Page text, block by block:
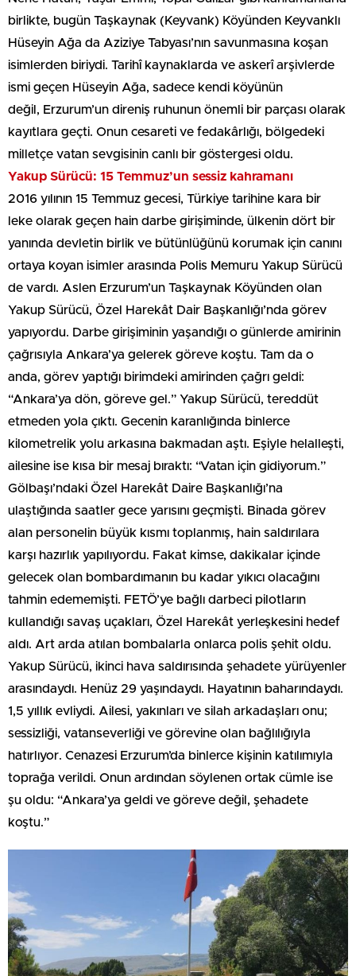
birlikte, bugün Taşkaynak (Keyvank) Köyünden Keyvanklı
Hüseyin Ağa da Aziziye Tabyası’nın savunmasına koşan
isimlerden biriydi. Tarihî kaynaklarda ve askerî arşivlerde
ismi geçen Hüseyin Ağa, sadece kendi köyünün
değil, Erzurum’un direniş ruhunun önemli bir parçası olarak
kayıtlara geçti. Onun cesareti ve fedakârlığı, bölgedeki
milletçe vatan sevgisinin canlı bir göstergesi oldu.
Yakup Sürücü: 15 Temmuz’un sessiz kahramanı
2016 yılının 15 Temmuz gecesi, Türkiye tarihine kara bir
leke olarak geçen hain darbe girişiminde, ülkenin dört bir
yanında devletin birlik ve bütünlüğünü korumak için canını
ortaya koyan isimler arasında Polis Memuru Yakup Sürücü
de vardı. Aslen Erzurum’un Taşkaynak Köyünden olan
Yakup Sürücü, Özel Harekât Dair Başkanlığı’nda görev
yapıyordu. Darbe girişiminin yaşandığı o günlerde amirinin
çağrısıyla Ankara’ya gelerek göreve koştu. Tam da o
anda, görev yaptığı birimdeki amirinden çağrı geldi:
“Ankara’ya dön, göreve gel.” Yakup Sürücü, tereddüt
etmeden yola çıktı. Gecenin karanlığında binlerce
kilometrelik yolu arkasına bakmadan aştı. Eşiyle helalleşti,
ailesine ise kısa bir mesaj bıraktı: “Vatan için gidiyorum.”
Gölbaşı’ndaki Özel Harekât Daire Başkanlığı’na
ulaştığında saatler gece yarısını geçmişti. Binada görev
alan personelin büyük kısmı toplanmış, hain saldırılara
karşı hazırlık yapılıyordu. Fakat kimse, dakikalar içinde
gelecek olan bombardımanın bu kadar yıkıcı olacağını
tahmin edememişti. FETÖ’ye bağlı darbeci pilotların
kullandığı savaş uçakları, Özel Harekât yerleşkesini hedef
aldı. Art arda atılan bombalarla onlarca polis şehit oldu.
Yakup Sürücü, ikinci hava saldırısında şehadete yürüyenler
arasındaydı. Henüz 29 yaşındaydı. Hayatının baharındaydı.
1,5 yıllık evliydi. Ailesi, yakınları ve silah arkadaşları onu;
sessizliği, vatanseverliği ve görevine olan bağlılığıyla
hatırlıyor. Cenazesi Erzurum’da binlerce kişinin katılımıyla
toprağa verildi. Onun ardından söylenen ortak cümle ise
şu oldu: “Ankara’ya geldi ve göreve değil, şehadete
koştu.”